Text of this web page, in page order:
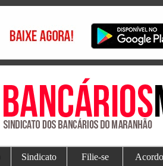
Sindicato Filie-se